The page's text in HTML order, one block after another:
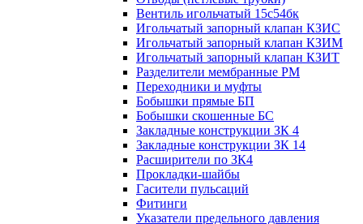
Вентиль игольчатый 15с54бк
Игольчатый запорный клапан КЗИС
Игольчатый запорный клапан КЗИМ
Игольчатый запорный клапан КЗИТ
Разделители мембранные РМ
Переходники и муфты
Бобышки прямые БП
Бобышки скошенные БС
Закладные конструкции ЗК 4
Закладные конструкции ЗК 14
Расширители по ЗК4
Прокладки-шайбы
Гасители пульсаций
Фитинги
Указатели предельного давления